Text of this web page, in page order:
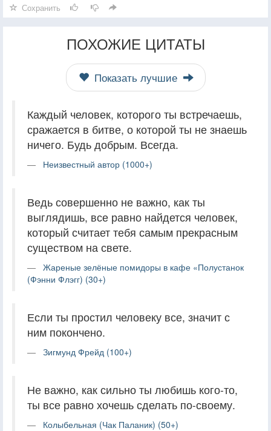
Сохранить
ПОХОЖИЕ ЦИТАТЫ
Показать лучшие
Каждый человек, которого ты встречаешь,
сражается в битве, о которой ты не знаешь
ничего. Будь добрым. Всегда.
Неизвестный автор (1000+)
Ведь совершенно не важно, как ты
выглядишь, все равно найдется человек,
который считает тебя самым прекрасным
существом на свете.
Жареные зелёные помидоры в кафе «Полустанок
(Фэнни Флэгг) (30+)
Если ты простил человеку все, значит с
ним покончено.
Зигмунд Фрейд (100+)
Не важно, как сильно ты любишь кого-то,
ты все равно хочешь сделать по-своему.
Колыбельная (Чак Паланик) (50+)